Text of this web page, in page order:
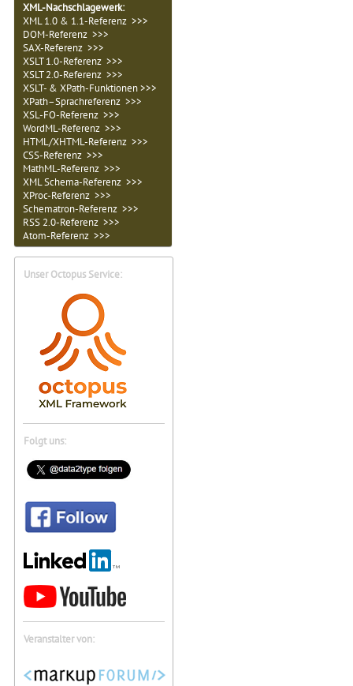
XML-Nachschlagewerk:
XML 1.0 & 1.1-Referenz >>>
DOM-Referenz >>>
SAX-Referenz >>>
XSLT 1.0-Referenz >>>
XSLT 2.0-Referenz >>>
XSLT- & XPath-Funktionen >>>
XPath–Sprachreferenz >>>
XSL-FO-Referenz >>>
WordML-Referenz >>>
HTML/XHTML-Referenz >>>
CSS-Referenz >>>
MathML-Referenz >>>
XML Schema-Referenz >>>
XProc-Referenz >>>
Schematron-Referenz >>>
RSS 2.0-Referenz >>>
Atom-Referenz >>>
Unser Octopus Service:
Folgt uns:
Veranstalter von: